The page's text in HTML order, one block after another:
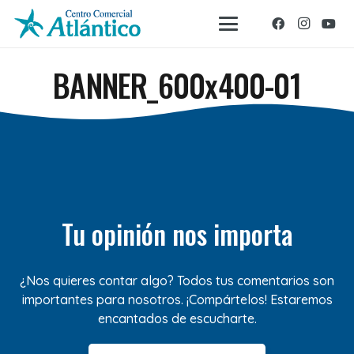
BANNER_600x400-01
Tu opinión nos importa
¿Nos quieres contar algo? Todos tus comentarios son
importantes para nosotros. ¡Compártelos! Estaremos
encantados de escucharte.